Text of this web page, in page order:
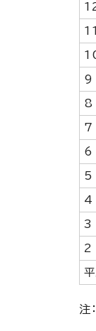
11
9
8
7
6
5
4
3
2
注